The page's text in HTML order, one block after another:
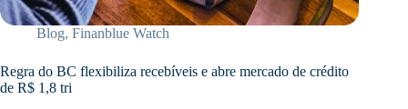
Blog, Finanblue Watch
Regra do BC flexibiliza recebíveis e abre mercado de crédito
de R$ 1,8 tri